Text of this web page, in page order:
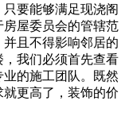
要能够满足现浇阁
屋委员会的管辖范
且不得影响邻居的
我们必须首先查看
的施工团队。既然
更高了，装饰的价